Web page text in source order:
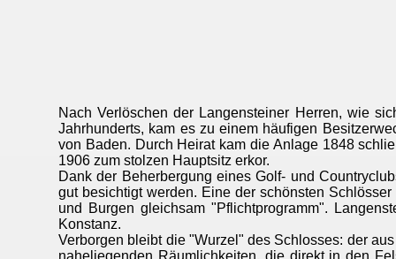
Nach Verlöschen der Langensteiner Herren, wie
Jahrhunderts, kam es zu einem häufigen
von Baden. Durch Heirat kam die Anlage 1848
1906 zum stolzen Hauptsitz erkor.
Dank der Beherbergung eines Golf- und
gut besichtigt werden. Eine der schönsten
und Burgen gleichsam "Pflichtprogramm".
Konstanz.
Verborgen bleibt die "Wurzel" des Schlosses: der
naheliegenden Räumlichkeiten, die direkt in den